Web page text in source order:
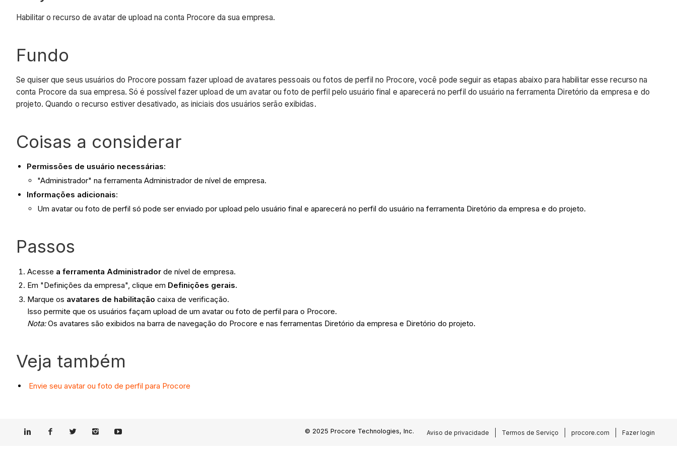
Habilitar o recurso de avatar de upload na conta Procore da sua empresa.
Fundo
Se quiser que seus usuários do Procore possam fazer upload de avatares pessoais ou fotos de perfil no Procore, você pode seguir as etapas abaixo para habilitar esse recurso na
conta Procore da sua empresa. Só é possível fazer upload de um avatar ou foto de perfil pelo usuário final e aparecerá no perfil do usuário na ferramenta Diretório da empresa e do
projeto. Quando o recurso estiver desativado, as iniciais dos usuários serão exibidas.
Coisas a considerar
Permissões de usuário necessárias:
"Administrador" na ferramenta Administrador de nível de empresa.
Informações adicionais:
Um avatar ou foto de perfil só pode ser enviado por upload pelo usuário final e aparecerá no perfil do usuário na ferramenta Diretório da empresa e do projeto.
Passos
Acesse a ferramenta Administrador de nível de empresa.
Em "Definições da empresa", clique em Definições gerais.
Marque os avatares de habilitação caixa de verificação.
Isso permite que os usuários façam upload de um avatar ou foto de perfil para o Procore.
Nota:Os avatares são exibidos na barra de navegação do Procore e nas ferramentas Diretório da empresa e Diretório do projeto.
Veja também
Envie seu avatar ou foto de perfil para Procore
© 2025 Procore Technologies, Inc. Aviso de privacidade Termos de Serviço procore.com Fazer login